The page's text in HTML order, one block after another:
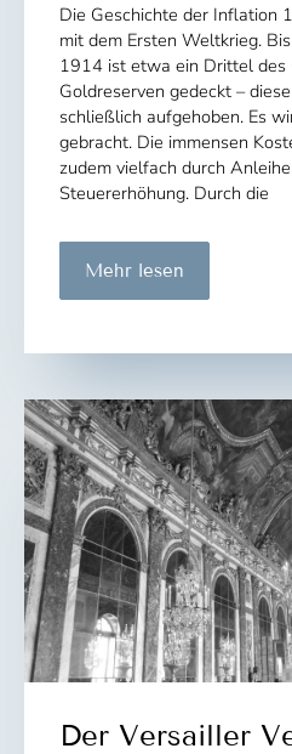
Die Geschichte der Inflation
mit dem Ersten Weltkrieg.
1914 ist etwa ein Drittel des
Goldreserven gedeckt –
schließlich aufgehoben. Es
gebracht. Die immensen
zudem vielfach durch
Steuererhöhung. Durch die
Die
Katastrophe:
1923
Mehr lesen
Der Versailler